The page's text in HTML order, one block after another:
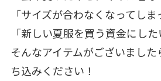
「サイズが合わなくなってしま
「新しい夏服を買う資金にした
そんなアイテムがございまし
ち込みください！